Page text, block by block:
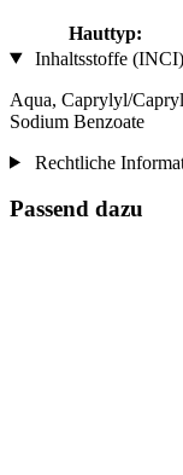
Hauttyp:
Inhaltsstoffe (INCI)
Aqua, Caprylyl/
Sodium Benzoate
Rechtliche
Passend dazu